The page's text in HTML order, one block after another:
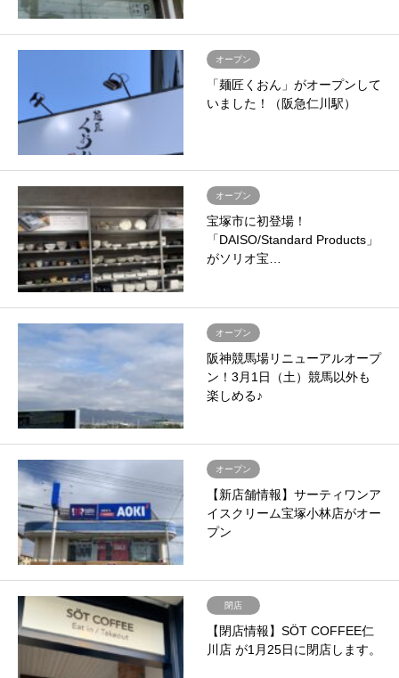
オープン
「麺匠くおん」がオープンして
いました！（阪急仁川駅）
オープン
宝塚市に初登場！
「DAISO/Standard Products」
がソリオ宝…
オープン
阪神競馬場リニューアルオープ
ン！3月1日（土）競馬以外も
楽しめる♪
オープン
【新店舗情報】サーティワンア
イスクリーム宝塚小林店がオー
プン
閉店
【閉店情報】SÖT COFFEE仁
川店 が1月25日に閉店します。